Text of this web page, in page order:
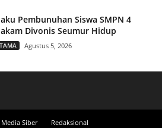
Pembunuhan Siswa SMPN 4
Divonis Seumur Hidup
Agustus 5, 2026
Siber Redaksional